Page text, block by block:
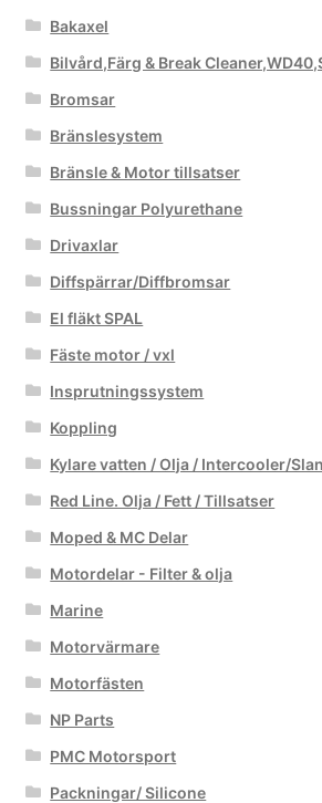
Bakaxel
Bilvård,Färg & Break
Bromsar
Bränslesystem
Bränsle & Motor tillsatser
Bussningar Polyurethane
Drivaxlar
Diffspärrar/Diffbromsar
El fläkt SPAL
Fäste motor / vxl
Insprutningssystem
Koppling
Kylare vatten / Olja / Intercooler/
Red Line. Olja / Fett / Tillsatser
Moped & MC Delar
Motordelar - Filter & olja
Marine
Motorvärmare
Motorfästen
NP Parts
PMC Motorsport
Packningar/ Silicone